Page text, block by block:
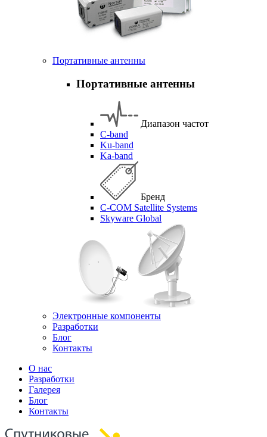
Портативные антенны
Портативные антенны
Диапазон частот
C-band
Ku-band
Ka-band
Бренд
C-COM Satellite Systems
Skyware Global
Электронные компоненты
Разработки
Блог
Контакты
О нас
Разработки
Галерея
Блог
Контакты